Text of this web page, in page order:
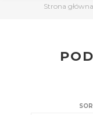
Strona główna